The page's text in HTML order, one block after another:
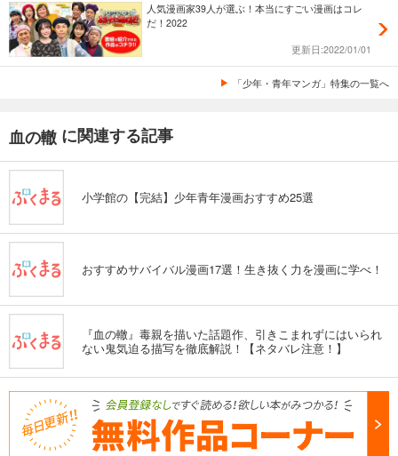
人気漫画家39人が選ぶ！本当にすごい漫画はコレ
だ！2022
更新日:2022/01/01
「少年・青年マンガ」特集の一覧へ
血の轍 に関連する記事
小学館の【完結】少年青年漫画おすすめ25選
おすすめサバイバル漫画17選！生き抜く力を漫画に学べ！
『血の轍』毒親を描いた話題作、引きこまれずにはいられ
ない鬼気迫る描写を徹底解説！【ネタバレ注意！】